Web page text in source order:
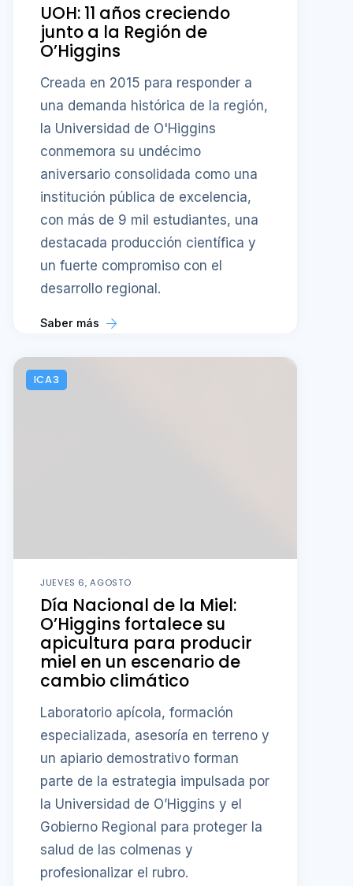
UOH: 11 años creciendo
junto a la Región de
O’Higgins
Creada en 2015 para responder a
una demanda histórica de la región,
la Universidad de O'Higgins
conmemora su undécimo
aniversario consolidada como una
institución pública de excelencia,
con más de 9 mil estudiantes, una
destacada producción científica y
un fuerte compromiso con el
desarrollo regional.
Saber más
ICA3
JUEVES 6, AGOSTO
Día Nacional de la Miel:
O’Higgins fortalece su
apicultura para producir
miel en un escenario de
cambio climático
Laboratorio apícola, formación
especializada, asesoría en terreno y
un apiario demostrativo forman
parte de la estrategia impulsada por
la Universidad de O’Higgins y el
Gobierno Regional para proteger la
salud de las colmenas y
profesionalizar el rubro.